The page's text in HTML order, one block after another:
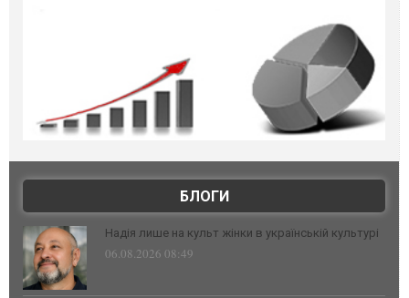
БЛОГИ
Надія лише на культ жінки в українській культурі
06.08.2026 08:49